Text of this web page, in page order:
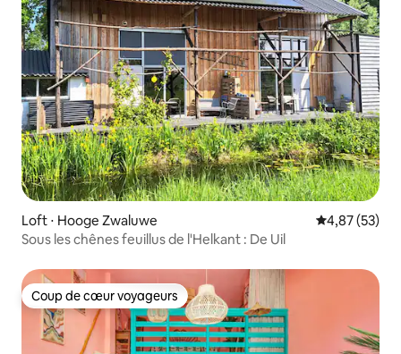
Loft ⋅ Hooge Zwaluwe Évaluation
4,87 (53)
Sous les chênes feuillus de l'Helkant : De Uil
Coup de cœur voyageurs
Coup de cœur voyageurs